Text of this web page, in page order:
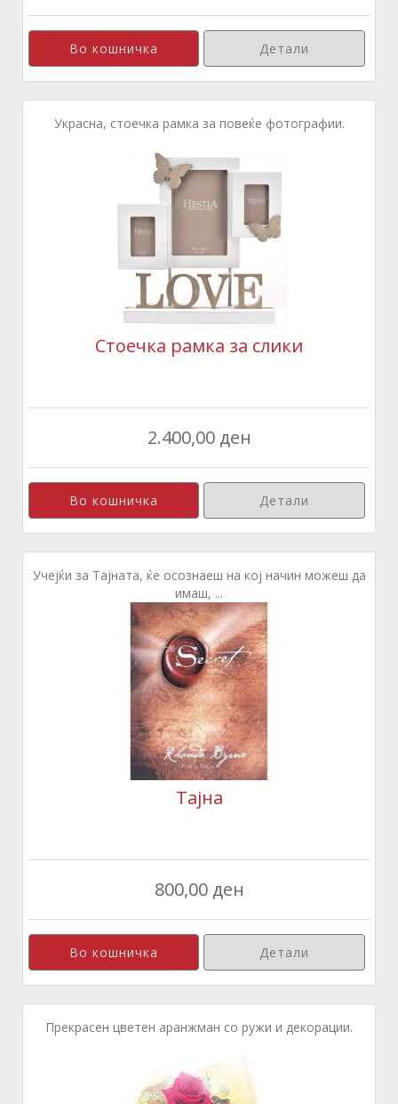
Детали
Украсна, стоечка рамка за повеќе фотографии.
Стоечка рамка за слики
2.400,00 ден
Детали
Учејќи за Тајната, ќе осознаеш на кој начин можеш да
имаш, ...
Тајна
800,00 ден
Детали
Прекрасен цветен аранжман со ружи и декорации.